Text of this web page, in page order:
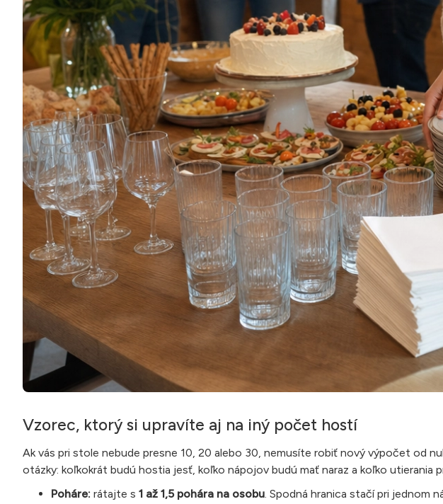
Vzorec, ktorý si upravíte aj na iný počet hostí
Ak vás pri stole nebude presne 10, 20 alebo 30, nemusíte robiť nový výpočet od
otázky: koľkokrát budú hostia jesť, koľko nápojov budú mať naraz a koľko utierania
Poháre: rátajte s 1 až 1,5 pohára na osobu . Spodná hranica stačí pri jednom